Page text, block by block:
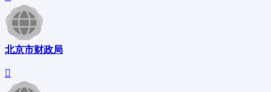
北京市财政局